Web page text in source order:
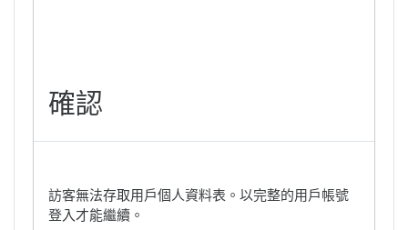
確認
訪客無法存取用戶個人資料表。以完整的用戶帳號
登入才能繼續。